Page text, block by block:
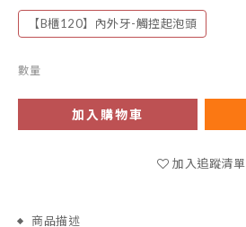
【B櫃120】內外牙-觸控起泡頭
數量
加入購物車
加入追蹤清單
商品描述